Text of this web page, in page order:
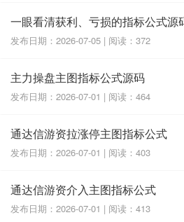
一眼看清获利、亏损的指标公式源
发布日期：2026-07-05 | 阅读：372
主力操盘主图指标公式源码
发布日期：2026-07-01 | 阅读：464
通达信游资拉涨停主图指标公式
发布日期：2026-07-01 | 阅读：403
通达信游资介入主图指标公式
发布日期：2026-07-01 | 阅读：413